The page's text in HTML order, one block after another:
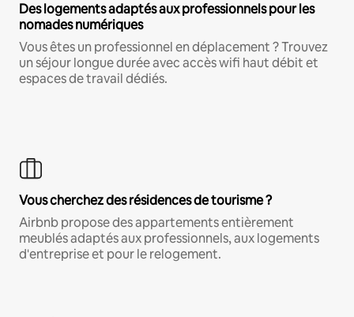
Des logements adaptés aux professionnels pour les
nomades numériques
Vous êtes un professionnel en déplacement ? Trouvez
un séjour longue durée avec accès wifi haut débit et
espaces de travail dédiés.
Vous cherchez des résidences de tourisme ?
Airbnb propose des appartements entièrement
meublés adaptés aux professionnels, aux logements
d'entreprise et pour le relogement.